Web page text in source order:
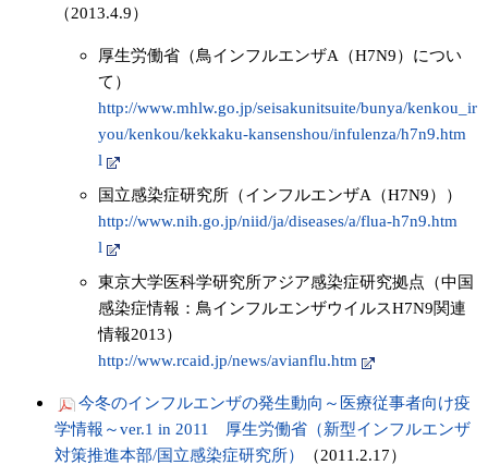
（2013.4.9）
厚生労働省（鳥インフルエンザA（H7N9）につい
て）
http://www.mhlw.go.jp/seisakunitsuite/bunya/kenkou_ir
you/kenkou/kekkaku-kansenshou/infulenza/h7n9.htm
l
国立感染症研究所（インフルエンザA（H7N9））
http://www.nih.go.jp/niid/ja/diseases/a/flua-h7n9.htm
l
東京大学医科学研究所アジア感染症研究拠点（中国
感染症情報：鳥インフルエンザウイルスH7N9関連
情報2013）
http://www.rcaid.jp/news/avianflu.htm
今冬のインフルエンザの発生動向～医療従事者向け疫
学情報～ver.1 in 2011 厚生労働省（新型インフルエンザ
対策推進本部/国立感染症研究所）
（2011.2.17）